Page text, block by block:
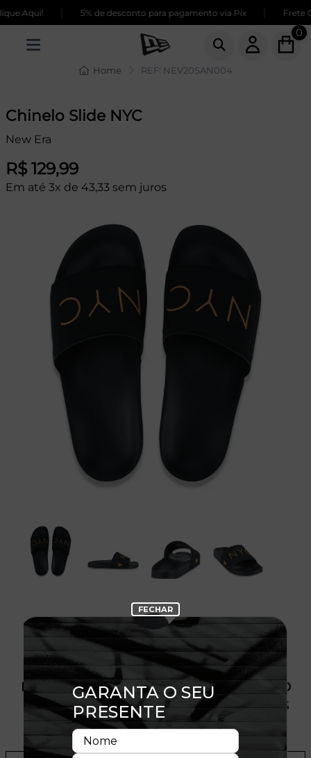
Aqui! 5% de desconto para pagamento via Pix Frete
0
Home REF: NEV20SAN004
Chinelo Slide NYC
New Era
R$ 129,99
Em até 3x de 43,33 sem juros
PRODUTO SEM ESTOQUE DÍSPONÍVEL NO
SITE, CONSULTE A DISPONIBILIDADE NAS
LOJAS